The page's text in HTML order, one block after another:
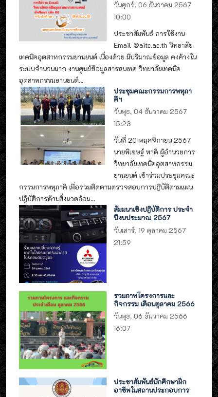
วันศุกร์, 06 ธันวาคม 2567
10:00
ประชาสัมพันธ์ การใช้งาน
Email @aitc.ac.th วิทยาลัย
เทคนิคอุตสาหกรรมยานยนต์ เนื่องด้วย มีปริมาณข้อมูล คงค้างใน
ระบบจำนวนมาก งานศูนย์ข้อมูลสารสนเทศ วิทยาลัยเทคนิค
อุตสาหกรรมยานยนต์...
ประชุมคณะกรรมการพหุภา
คีฯ
วันพุธ, 04 ธันวาคม 2567
15:23
วันที่ 20 พฤศจิกายน 2567
นายพิเชษฐ์ หาดี ผู้อำนวยการ
วิทยาลัยเทคนิคอุตสาหกรรม
ยานยนต์ เข้าร่วมประชุมคณะ
กรรมการพหุภาคี เพื่อร่วมติดตามตรวจสอบการปฎิบัติตามแผน
ปฎิบัติการด้านสิ่งแวดล้อม...
สัมมนาเชิงปฎิบัติการ ประจำ
ปีงบประมาณ 2567
วันเสาร์, 19 ตุลาคม 2567
21:59
รวมภาพโครงการและ
กิจกรรม เดือนตุลาคม 2566
วันพุธ, 06 ธันวาคม 2566
16:07
ประชาสัมพันธ์นักศึกษาฝึก
อาชีพในสถานประกอบการ